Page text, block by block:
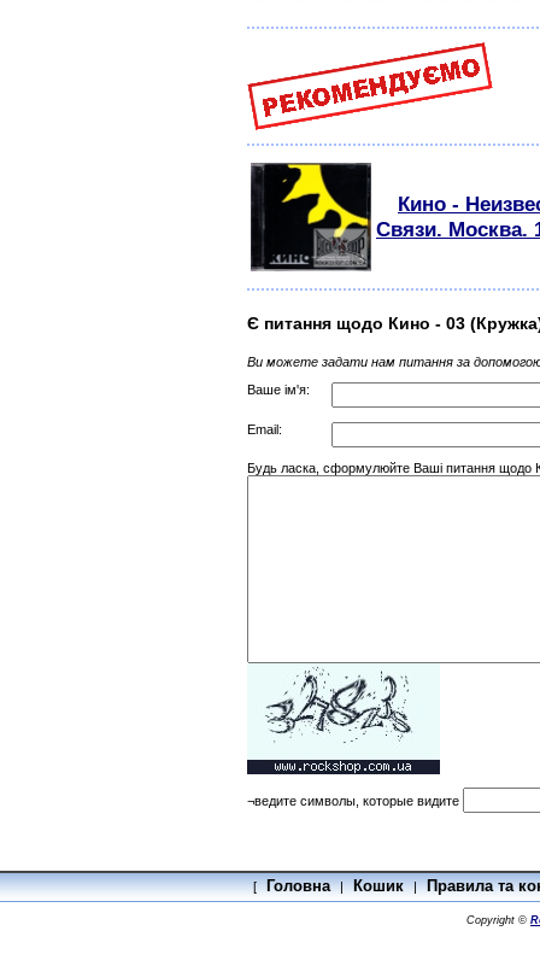
Кино -
Связи. Мoсква.
Є питання щодо Кино - 03
Ви можете задати нам питання за
Ваше ім'я:
Email:
Будь ласка, сформулюйте Ваші питання щодо
¬ведите символы, которые видите
[ Головна | Кошик | Правила та
Copyright ©